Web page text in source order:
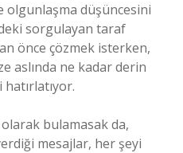
olgunlaşma düşüncesini
sorgulayan taraf
önce çözmek isterken,
aslında ne kadar derin
bulamasak da,
mesajlar, her şeyi